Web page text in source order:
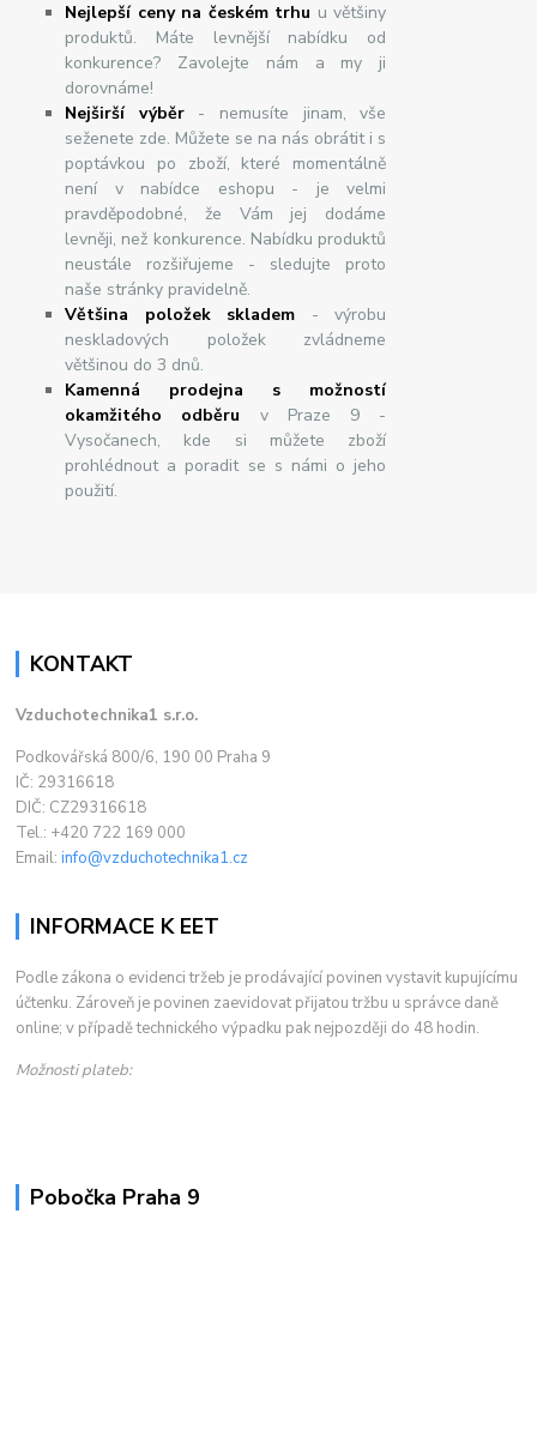
Nejlepší ceny na českém trhu u většiny
produktů. Máte levnější nabídku od
konkurence? Zavolejte nám a my ji
dorovnáme!
Nejširšívýběr- nemusíte jinam, vše
seženete zde. Můžete se na nás obrátit i s
poptávkou po zboží, které momentálně
není v nabídce eshopu - je velmi
pravděpodobné, že Vám jej dodáme
levněji, než konkurence. Nabídku produktů
neustále rozšiřujeme - sledujte proto
naše stránky pravidelně.
Většina položek skladem - výrobu
neskladových položek zvládneme
většinou do 3 dnů.
Kamenná prodejna s možností
okamžitého odběru v Praze 9 -
Vysočanech, kde si můžete zboží
prohlédnout a poradit se s námi o jeho
použití.
KONTAKT
Vzduchotechnika1 s.r.o.
Podkovářská 800/6, 190 00 Praha 9
IČ: 29316618
DIČ: CZ29316618
Tel.: +420 722 169 000
Email:info@vzduchotechnika1.cz
INFORMACE K EET
Podle zákona o evidenci tržeb je prodávající povinen vystavit kupujícímu
účtenku. Zároveň je povinen zaevidovat přijatou tržbu u správce daně
online; v případě technického výpadku pak nejpozději do 48 hodin.
Možnosti plateb:
Pobočka Praha 9